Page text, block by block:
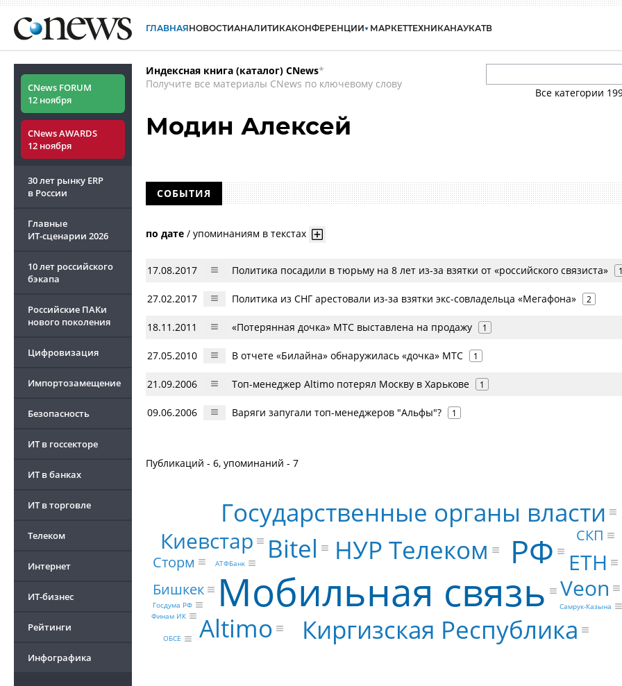
ГЛАВНАЯНОВОСТИАНАЛИТИКАКОНФЕРЕНЦИИ МАРКЕТТЕХНИКАНАУКАТВ
CNews FORUM
12 ноября
CNews AWARDS
12 ноября
30 лет рынку ERP
в России
Главные
ИТ-сценарии 2026
10 лет российского
бэкапа
Российские ПАКи
нового поколения
Цифровизация
Импортозамещение
Безопасность
ИТ в госсекторе
ИТ в банках
ИТ в торговле
Телеком
Интернет
ИТ-бизнес
Рейтинги
Инфографика
Индексная книга (каталог) CNews*
Получите все материалы CNews по ключевому слову
Все категории
Модин Алексей
СОБЫТИЯ
по дате / упоминаниям в текстах
17.08.2017 Политика посадили в тюрьму на 8 лет из-за взятки от «российского связиста» 1
27.02.2017 Политика из СНГ арестовали из-за взятки экс-совладельца «Мегафона» 2
18.11.2011 «Потерянная дочка» МТС выставлена на продажу 1
27.05.2010 В отчете «Билайна» обнаружилась «дочка» МТС 1
21.09.2006 Топ-менеджер Altimo потерял Москву в Харькове 1
09.06.2006 Варяги запугали топ-менеджеров "Альфы"? 1
Публикаций - 6, упоминаний - 7
Мобильная связь
РФ
НУР Телеком
Bitel
Altimo Киргизская Республика
Государственные органы власти
Veon
Киевстар
ETH
Сторм
СКП
Бишкек
АТФБанк
Финам ИК
Самрук-Казына
Госдума РФ
ОБСЕ